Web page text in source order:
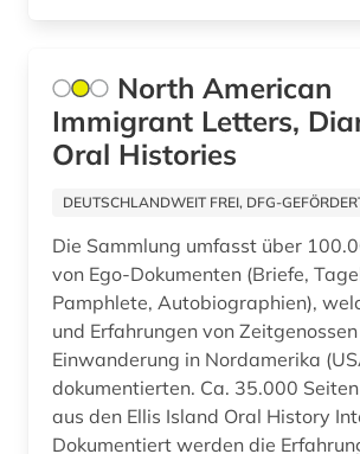
bürgerrechtsbewegung (1)
calvin (1)
carl de (1)
cd-rom (2)
chemie (5)
china (2)
christentum (4)
North American
Immigrant Letters,
Oral Histories
DEUTSCHLANDWEIT FREI, DFG-
Die Sammlung umfasst über
von Ego-Dokumenten (Briefe,
Pamphlete, Autobiographien),
und Erfahrungen von
Einwanderung in Nordamerika
dokumentierten. Ca. 35.000
aus den Ellis Island Oral History
Dokumentiert werden die